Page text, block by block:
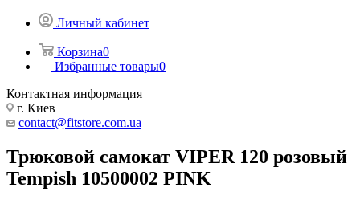
Личный кабинет
Корзина0
Избранные товары0
Контактная информация
г. Киев
contact@fitstore.com.ua
Трюковой самокат VIPER 120 розовый
Tempish 10500002 PINK